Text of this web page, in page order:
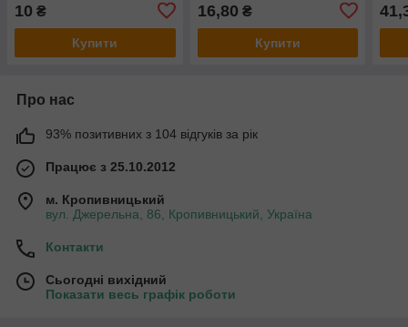
10 ₴
Купити
16,80 ₴
Купити
Про нас
93% позитивних з 104 відгуків за рік
Працює з 25.10.2012
м. Кропивницький
вул. Джерельна, 86, Кропивницький, Україна
Контакти
Сьогодні вихідний
Показати весь графік роботи